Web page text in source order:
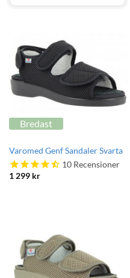
Bredast
Varomed Genf Sandaler Svarta
10Recensioner
1 299 kr